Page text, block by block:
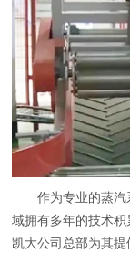
作为专业的蒸汽
域拥有多年的技术积
凯大公司总部为其